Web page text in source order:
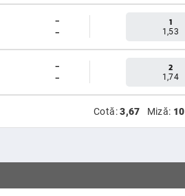
-
-
1
1,53
-
-
2
1,74
Cotă:3,67 Miză: 10